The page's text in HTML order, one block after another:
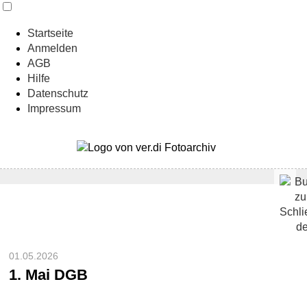
Startseite
Anmelden
AGB
Hilfe
Datenschutz
Impressum
01.05.2026
1. Mai DGB